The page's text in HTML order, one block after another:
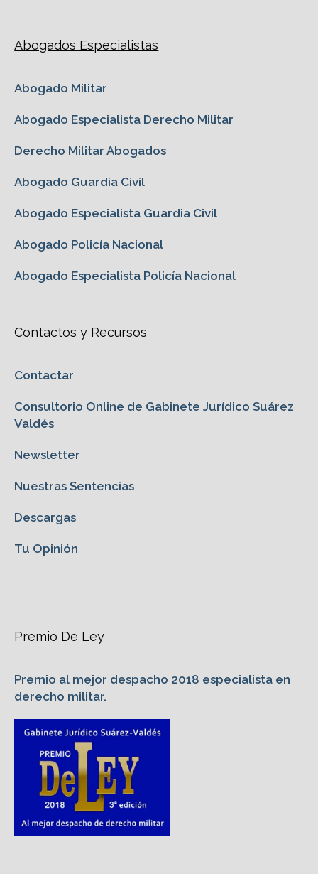
Abogados Especialistas
Abogado Militar
Abogado Especialista Derecho Militar
Derecho Militar Abogados
Abogado Guardia Civil
Abogado Especialista Guardia Civil
Abogado Policía Nacional
Abogado Especialista Policía Nacional
Contactos y Recursos
Contactar
Consultorio Online de Gabinete Jurídico Suárez
Valdés
Newsletter
Nuestras Sentencias
Descargas
Tu Opinión
Premio De Ley
Premio al mejor despacho 2018 especialista en
derecho militar.